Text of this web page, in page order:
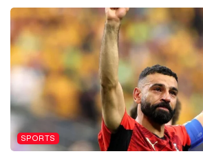
SPORTS